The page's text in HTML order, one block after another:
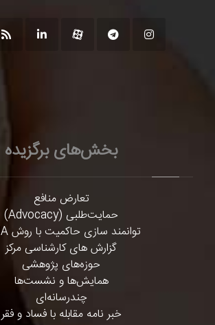
بخش‌های برگزیده
تعارض منافع
حمایت‌طلبی (Advocacy)
توانمند سازی حاکمیت با روش PDIA
گزارش های کارشناسی مرکز
حوزه‌های پژوهشی
همایش‌ها و نشست‌ها
چندرسانه‌ای
خبر نامه مقابله با فساد و فقر